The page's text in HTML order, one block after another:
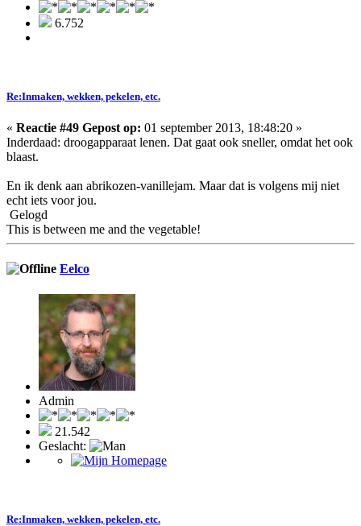
6.752
Re:Inmaken, wekken, pekelen, etc.
« Reactie #49 Gepost op: 01 september 2013, 18:48:20 »
Inderdaad: droogapparaat lenen. Dat gaat ook sneller, omdat het ook
blaast.
En ik denk aan abrikozen-vanillejam. Maar dat is volgens mij niet
echt iets voor jou.
Gelogd
This is between me and the vegetable!
Eelco
Admin
21.542
Geslacht:
Re:Inmaken, wekken, pekelen, etc.